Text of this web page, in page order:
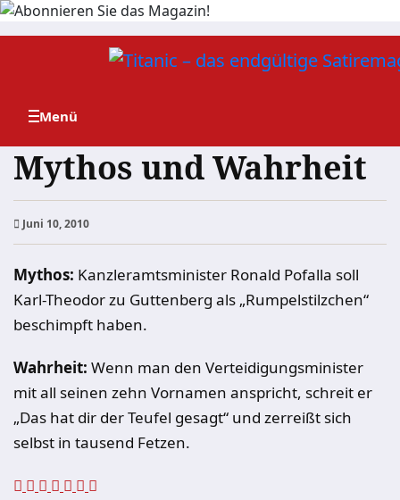
Zum
Mythos und Wahrheit
Juni 10, 2010
Mythos: Kanzleramtsminister Ronald Pofalla soll
Karl-Theodor zu Guttenberg als „Rumpelstilzchen“
beschimpft haben.
Wahrheit: Wenn man den Verteidigungsminister
mit all seinen zehn Vornamen anspricht, schreit er
„Das hat dir der Teufel gesagt“ und zerreißt sich
selbst in tausend Fetzen.